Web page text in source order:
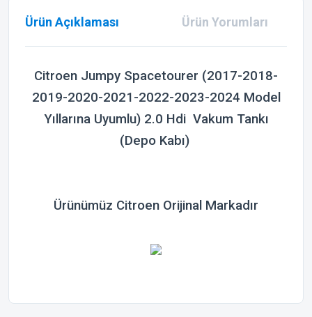
Ürün Açıklaması Ürün Yorumları
Citroen Jumpy Spacetourer (2017-2018-
2019-2020-2021-2022-2023-2024 Model
Yıllarına Uyumlu) 2.0 Hdi Vakum Tankı
(Depo Kabı)
Ürünümüz Citroen Orijinal Markadır